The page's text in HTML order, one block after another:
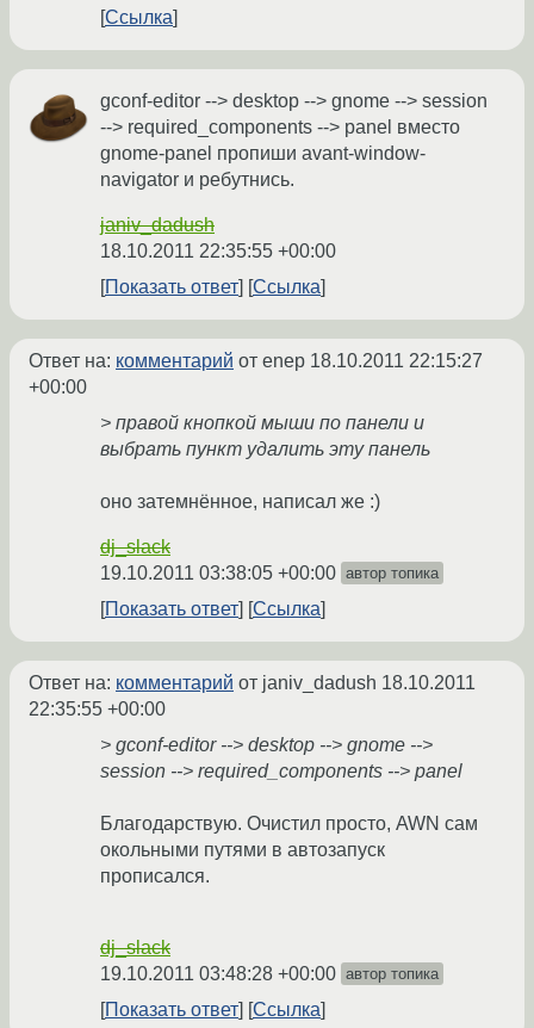
Ссылка
gconf-editor --> desktop --> gnome --> session
--> required_components --> panel вместо
gnome-panel пропиши avant-window-
navigator и ребутнись.
janiv_dadush
18.10.2011 22:35:55 +00:00
Показать ответ
Ссылка
Ответ на: комментарий от enep 18.10.2011 22:15:27
+00:00
> правой кнопкой мыши по панели и
выбрать пункт удалить эту панель
оно затемнённое, написал же :)
dj_slack
19.10.2011 03:38:05 +00:00 автор топика
Показать ответ Ссылка
Ответ на: комментарий от janiv_dadush 18.10.2011
22:35:55 +00:00
> gconf-editor --> desktop --> gnome -->
session --> required_components --> panel
Благодарствую. Очистил просто, AWN сам
окольными путями в автозапуск
прописался.
dj_slack
19.10.2011 03:48:28 +00:00 автор топика
Показать ответ Ссылка